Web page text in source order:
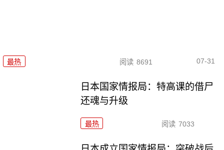
最热 阅读 8691 07-31
日本国家情报局：特高课的借尸
还魂与升级
最热 阅读 7033